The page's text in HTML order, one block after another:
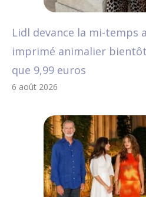
Lidl devance la mi-temps
imprimé animalier
que 9,99 euros
6 août 2026